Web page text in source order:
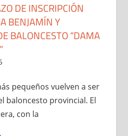
DE INSCRIPCIÓN
BENJAMÍN Y
BALONCESTO “DAMA
Campiña", Noticias
pequeños vuelven a ser
baloncesto provincial. El
con la